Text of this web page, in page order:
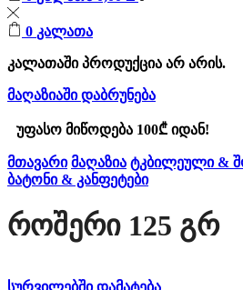
0 კალათა
კალათაში პროდუქცია არ არის.
მაღაზიაში დაბრუნება
უფასო მიწოდება 100₾ იდან!
მთავარი მაღაზია ტკბილეული &
ბატონი & კანფეტები
Როშერი 125 Გრ